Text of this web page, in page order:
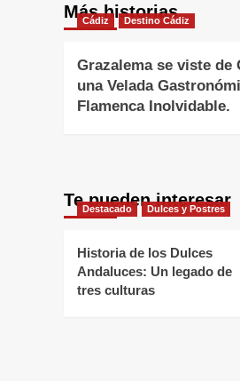
Más historias
Cádiz Destino Cádiz
Grazalema se viste de
una Velada
Flamenca Inolvidable.
Te pueden interesar
Destacado Dulces y Postres
Historia de los Dulces
Andaluces: Un legado de
tres culturas